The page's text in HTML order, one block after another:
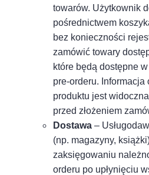
towarów. Użytkownik
pośrednictwem
bez konieczności
zamówić towary
które będą dostępne
pre-orderu.
produktu jest
przed złożeniem
Dostawa –
(np. magazyny,
zaksięgowaniu
orderu po upłynięciu